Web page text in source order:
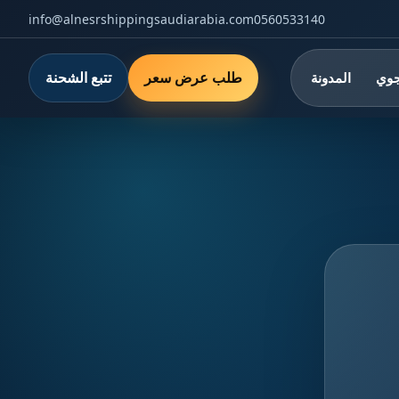
0560533140
info@alnesrshippingsaudiarabia.com
المدونة طلب عرض سعر تتبع الشحنة